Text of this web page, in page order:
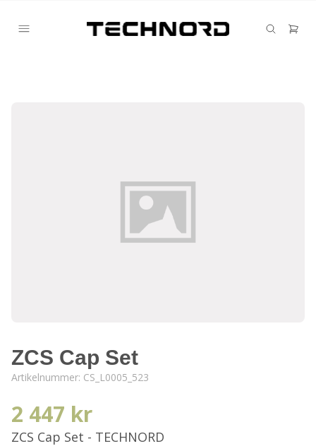
ZCS Cap Set
Artikelnummer: CS_L0005_523
2 447 kr
ZCS Cap Set - TECHNORD